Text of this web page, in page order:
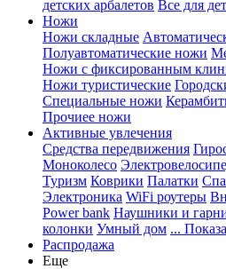
детских арбалетов Все для
Ножи
Ножи складные
Полуавтоматические ножи
Ножи с фиксированным
Ножи туристические
Специальные ножи
Прочиее ножи
Активные увлечения
Средства передвижения
Моноколесо
Туризм Коврики Палатки
Электроника WiFi роутеры
Power bank Наушники и
колонки Умный дом ...
Распродажа
Еще